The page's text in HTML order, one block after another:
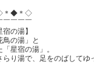
＊◆＊◇
￣￣￣￣
の湯】
の湯」と
星宿の湯」。
り湯で、足をのばしてゆ